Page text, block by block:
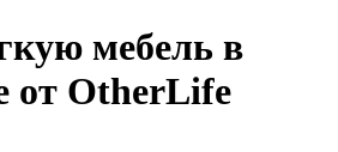
мебель в
от OtherLife